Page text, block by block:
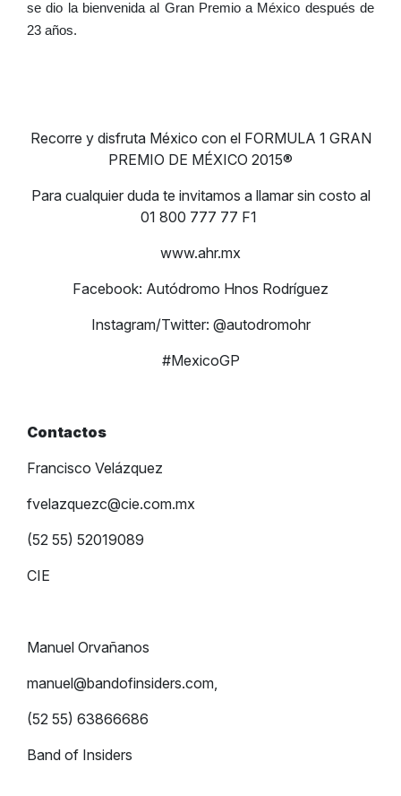
se dio la bienvenida al Gran Premio a México después de
23 años.
Recorre y disfruta México con el FORMULA 1 GRAN
PREMIO DE MÉXICO 2015®
Para cualquier duda te invitamos a llamar sin costo al
01 800 777 77 F1
www.ahr.mx
Facebook: Autódromo Hnos Rodríguez
Instagram/Twitter: @autodromohr
#MexicoGP
Contactos
Francisco Velázquez
fvelazquezc@cie.com.mx
(52 55) 52019089
CIE
Manuel Orvañanos
manuel@bandofinsiders.com,
(52 55) 63866686
Band of Insiders